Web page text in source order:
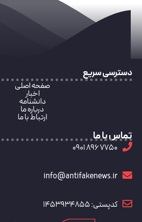
دسترسی سریع
صفحه اصلی
اخبار
دانشنامه
درباره ما
ارتباط با ما
تماس با ما
7750 896 0901
info@antifakenews.ir
کدپستی: 1453934855